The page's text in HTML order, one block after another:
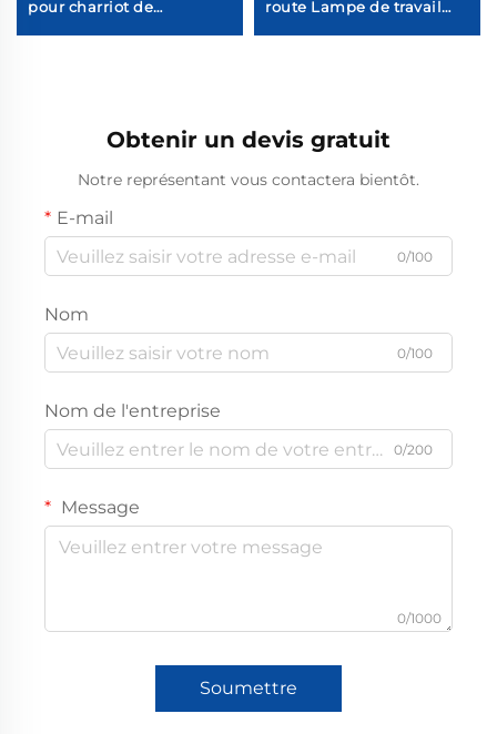
pour charriot de
golfMoteur électrique
route Lampe de travail
LED Lumière halogène
Obtenir un devis gratuit
Notre représentant vous contactera bientôt.
E-mail
0/100
Nom
0/100
Nom de l'entreprise
0/200
Message
0/1000
Soumettre